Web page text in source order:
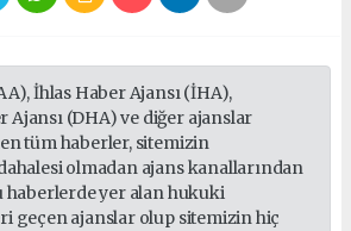
İhlas Haber Ajansı (İHA),
(DHA) ve diğer ajanslar
tüm haberler, sitemizin
olmadan ajans kanallarından
haberlerde yer alan hukuki
geçen ajanslar olup sitemizin hiç